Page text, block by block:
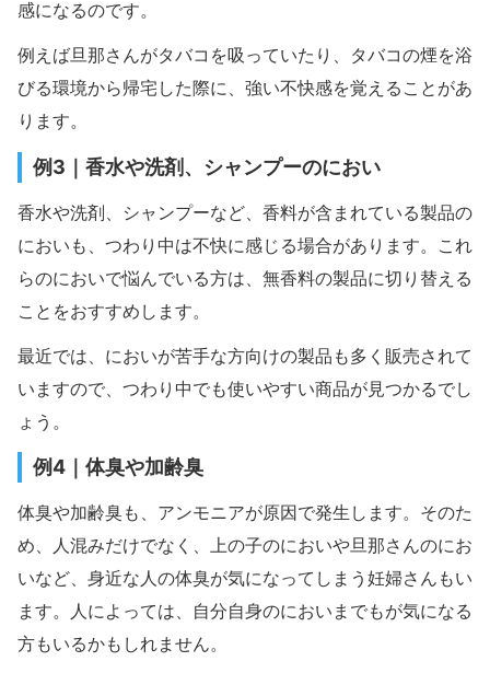
感になるのです。
例えば旦那さんがタバコを吸っていたり、タバコの煙を浴
びる環境から帰宅した際に、強い不快感を覚えることがあ
ります。
例3｜香水や洗剤、シャンプーのにおい
香水や洗剤、シャンプーなど、香料が含まれている製品の
においも、つわり中は不快に感じる場合があります。これ
らのにおいで悩んでいる方は、無香料の製品に切り替える
ことをおすすめします。
最近では、においが苦手な方向けの製品も多く販売されて
いますので、つわり中でも使いやすい商品が見つかるでし
ょう。
例4｜体臭や加齢臭
体臭や加齢臭も、アンモニアが原因で発生します。そのた
め、人混みだけでなく、上の子のにおいや旦那さんのにお
いなど、身近な人の体臭が気になってしまう妊婦さんもい
ます。人によっては、自分自身のにおいまでもが気になる
方もいるかもしれません。